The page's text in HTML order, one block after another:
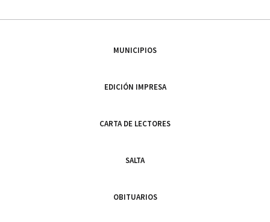
MUNICIPIOS
EDICIÓN IMPRESA
CARTA DE LECTORES
SALTA
OBITUARIOS